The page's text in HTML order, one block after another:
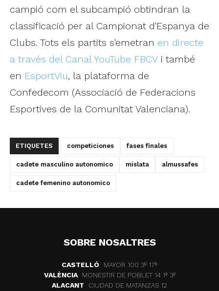
campió com el subcampió obtindran la
classificació per al Campionat d'Espanya de
Clubs. Tots els partits s'emetran en directe
a través del Canal YouTube FBCV i també
en EsportViu, la plataforma de
Confedecom (Associació de Federacions
Esportives de la Comunitat Valenciana).
ETIQUETES competiciones fases finales
cadete masculino autonomico mislata almussafes
cadete femenino autonomico
SOBRE NOSALTRES
CASTELLÓ
MAYOR 100 3º 17ª
VALÈNCIA
MONESTIR DE POBLET 14 1ª 3º
ALACANT
CIUDAD DE MATANZAS 12